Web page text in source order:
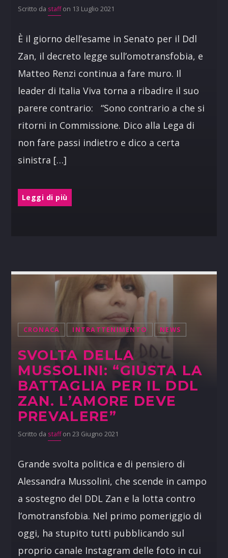
Scritto da staffon 13 Luglio 2021
È il giorno dell’esame in Senato per il Ddl
Zan, il decreto legge sull’omotransfobia, e
Matteo Renzi continua a fare muro. Il
leader di Italia Viva torna a ribadire il suo
parere contrario: “Sono contrario a che si
ritorni in Commissione. Dico alla Lega di
non fare passi indietro e dico a certa
sinistra […]
Leggi di più
CRONACA INTRATTENIMENTO NEWS
SVOLTA DELLA
MUSSOLINI: “GIUSTA LA
BATTAGLIA PER IL DDL
ZAN. L’AMORE DEVE
PREVALERE”
Scritto da staffon 23 Giugno 2021
Grande svolta politica e di pensiero di
Alessandra Mussolini, che scende in campo
a sostegno del DDL Zan e la lotta contro
l’omotransfobia. Nel primo pomeriggio di
oggi, ha stupito tutti pubblicando sul
proprio canale Instagram delle foto in cui